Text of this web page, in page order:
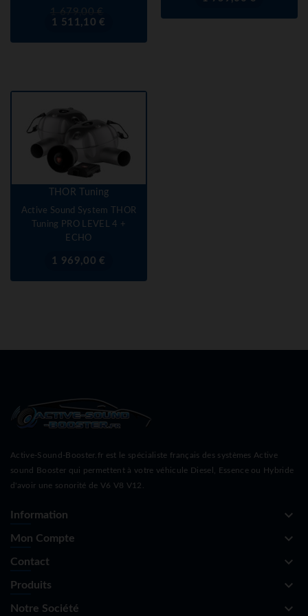
Prix
de
1 679,00 €
1 511,10 €
THOR Tuning
Active Sound System THOR
Tuning PRO LEVEL 4 +
ECHO
Prix1 969,00 €
Active-Sound-Booster.fr est le spécialiste français des systèmes Active
sound Booster qui permettent à votre véhicule Diesel, Essence ou Hybride
d'avoir une sonorité de V6 V8 V12.
Information keyboard_arrow_down
Mon Compte keyboard_arrow_down
Contact keyboard_arrow_down
Produits keyboard_arrow_down
Notre Société keyboard_arrow_down